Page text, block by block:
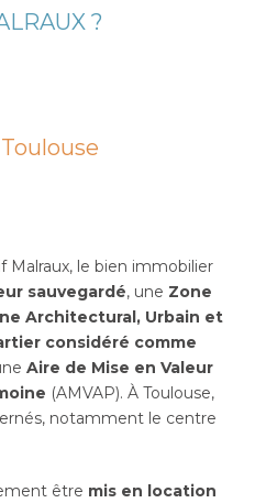
?
Malraux, le bien immobilier
sauvegardé, une Zone
Architectural, Urbain et
considéré comme
Aire de Mise en Valeur
(AMVAP). À Toulouse,
notamment le centre
être mis en location